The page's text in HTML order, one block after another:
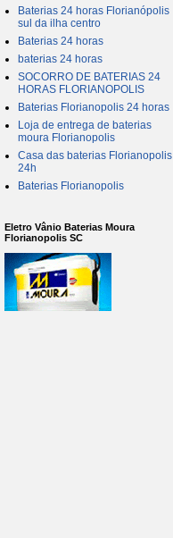
Baterias 24 horas Florianópolis
sul da ilha centro
Baterias 24 horas
baterias 24 horas
SOCORRO DE BATERIAS 24
HORAS FLORIANOPOLIS
Baterias Florianopolis 24 horas
Loja de entrega de baterias
moura Florianopolis
Casa das baterias Florianopolis
24h
Baterias Florianopolis
Eletro Vânio Baterias Moura
Florianopolis SC